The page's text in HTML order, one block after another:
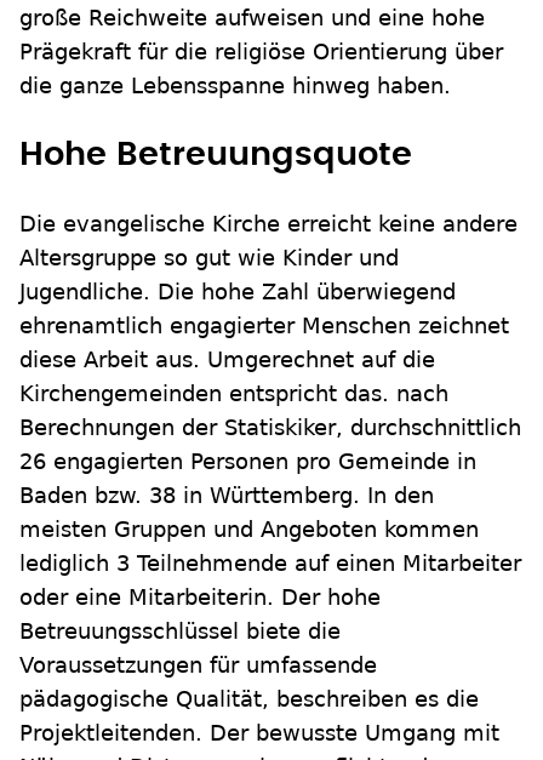
große Reichweite aufweisen und eine hohe
Prägekraft für die religiöse Orientierung über
die ganze Lebensspanne hinweg haben.
Hohe Betreuungsquote
Die evangelische Kirche erreicht keine andere
Altersgruppe so gut wie Kinder und
Jugendliche. Die hohe Zahl überwiegend
ehrenamtlich engagierter Menschen zeichnet
diese Arbeit aus. Umgerechnet auf die
Kirchengemeinden entspricht das. nach
Berechnungen der Statiskiker, durchschnittlich
26 engagierten Personen pro Gemeinde in
Baden bzw. 38 in Württemberg. In den
meisten Gruppen und Angeboten kommen
lediglich 3 Teilnehmende auf einen Mitarbeiter
oder eine Mitarbeiterin. Der hohe
Betreuungsschlüssel biete die
Voraussetzungen für umfassende
pädagogische Qualität, beschreiben es die
Projektleitenden. Der bewusste Umgang mit